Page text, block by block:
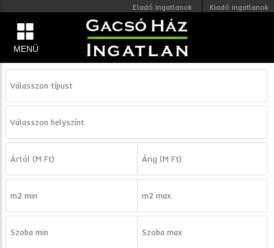
MENÜ
Eladó ingatlanok Kiadó ingatlanok